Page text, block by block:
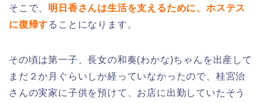
そこで、 明日香さんは生活を支えるために、ホステス
に復帰することになります。
その頃は第一子、長女の和奏(わかな)ちゃんを出産して
まだ２か月ぐらいしか経っていなかったので、桂宮治
さんの実家に子供を預けて、お店に出勤していたそう